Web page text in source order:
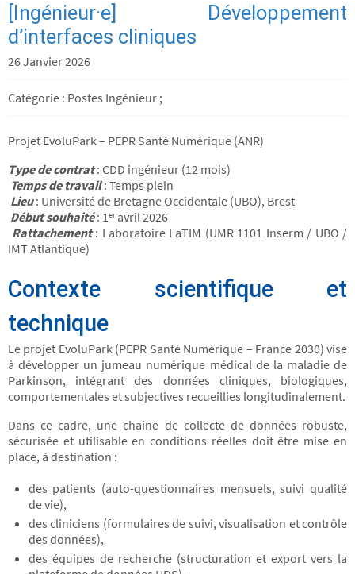
[Ingénieur·e] Développement
d’interfaces cliniques
26 Janvier 2026
Catégorie : Postes Ingénieur ;
Projet EvoluPark – PEPR Santé Numérique (ANR)
Type de contrat: CDD ingénieur (12 mois)
Temps de travail: Temps plein
Lieu: Université de Bretagne Occidentale (UBO), Brest
Début souhaité: 1eravril 2026
Rattachement: Laboratoire LaTIM (UMR 1101 Inserm / UBO /
IMT Atlantique)
Contexte scientifique et
technique
Le projet EvoluPark (PEPR Santé Numérique – France 2030) vise
à développer un jumeau numérique médical de la maladie de
Parkinson, intégrant des données cliniques, biologiques,
comportementales et subjectives recueillies longitudinalement.
Dans ce cadre, une chaîne de collecte de données robuste,
sécurisée et utilisable en conditions réelles doit être mise en
place, à destination :
des patients (auto-questionnaires mensuels, suivi qualité
de vie),
des cliniciens (formulaires de suivi, visualisation et contrôle
des données),
des équipes de recherche (structuration et export vers la